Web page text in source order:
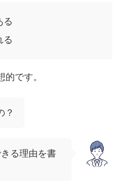
る
る
です。
？
る理由を書